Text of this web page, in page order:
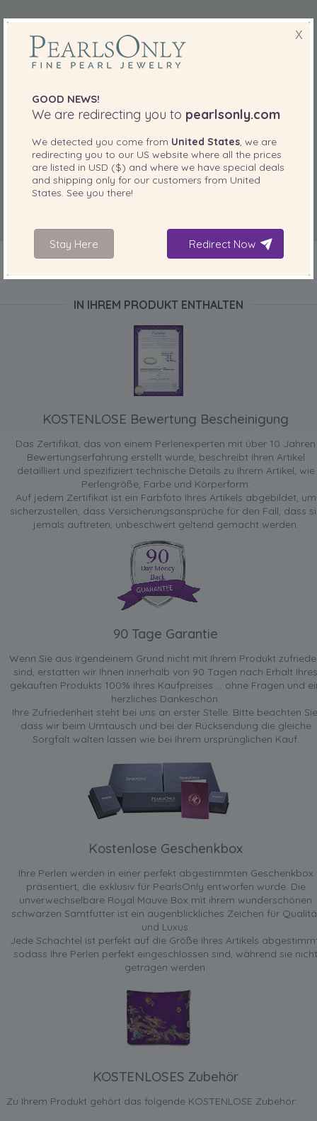
IN IHREM PRODUKT ENTHALTEN
KOSTENLOSE Bewertung Bescheinigung
Das Zertifikat, das von einem Perlenexperten mit über 10 Jahren
Bewertungserfahrung erstellt wurde, beschreibt Ihren Artikel
detailliert und spezifiziert technische Details zu Ihrem Artikel, wie
Perlengröße, Farbe und Körperform.
Auf jedem Zertifikat ist ein Farbfoto Ihres Artikels abgebildet, um
sicherzustellen, dass Versicherungsansprüche für den Fall, dass
jemals auftreten, unbeschwert geltend gemacht werden.
90 Tage Garantie
Wenn Sie aus irgendeinem Grund nicht mit Ihrem Produkt
sind, erstatten wir Ihnen innerhalb von 90 Tagen nach Erhalt Ihres
gekauften Produkts 100% Ihres Kaufpreises ... ohne Fragen und
herzliches Dankeschön.
Ihre Zufriedenheit steht bei uns an erster Stelle. Bitte beachten
dass wir beim Umtausch und bei der Rücksendung die gleiche
Sorgfalt walten lassen wie bei Ihrem ursprünglichen Kauf.
Kostenlose Geschenkbox
Ihre Perlen werden in einer perfekt abgestimmten Geschenkbox
präsentiert, die exklusiv für PearlsOnly entworfen wurde. Die
unverwechselbare Royal Mauve Box mit ihrem wunderschönen
schwarzen Samtfutter ist ein augenblickliches Zeichen für
und Luxus.
Jede Schachtel ist perfekt auf die Größe Ihres Artikels
sodass Ihre Perlen perfekt eingeschlossen sind, während sie nicht
getragen werden.
KOSTENLOSES Zubehör
Zu Ihrem Produkt gehört das folgende KOSTENLOSE Zubehör:
X
GOOD NEWS!
We are redirecting you to pearlsonly.com
We detected you come from United States, we are
redirecting you to our US website where all the prices
are listed in USD ($) and where we have special deals
and shipping only for our customers from United
States. See you there!
Stay Here Redirect Now